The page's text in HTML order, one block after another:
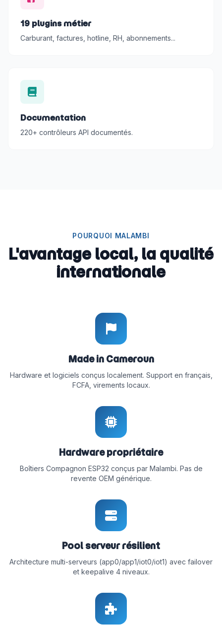
19 plugins métier
Carburant, factures, hotline, RH, abonnements...
Documentation
220+ contrôleurs API documentés.
POURQUOI MALAMBI
L'avantage local, la qualité
internationale
Made in Cameroun
Hardware et logiciels conçus localement. Support en français,
FCFA, virements locaux.
Hardware propriétaire
Boîtiers Compagnon ESP32 conçus par Malambi. Pas de
revente OEM générique.
Pool serveur résilient
Architecture multi-serveurs (app0/app1/iot0/iot1) avec failover
et keepalive 4 niveaux.